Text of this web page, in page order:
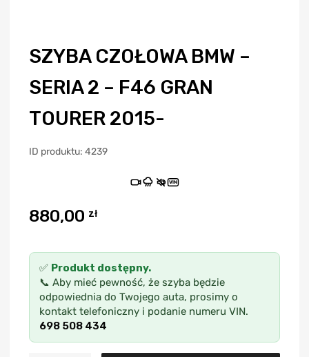
SZYBA CZOŁOWA BMW –
SERIA 2 – F46 GRAN
TOURER 2015-
ID produktu: 4239
VIN
880,00 zł
✅ Produkt dostępny.
📞 Aby mieć pewność, że szyba będzie
odpowiednia do Twojego auta, prosimy o
kontakt telefoniczny i podanie numeru VIN.
698 508 434